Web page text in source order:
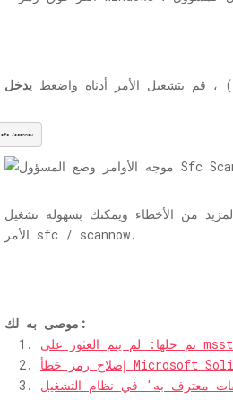
قم بتشغيل الأمر أدناه واضغط يدخل
sfc /scannow
من الأخطاء ويمكنك بسهولة تشغيل
الأمر sfc / scannow.
موصى به لك: